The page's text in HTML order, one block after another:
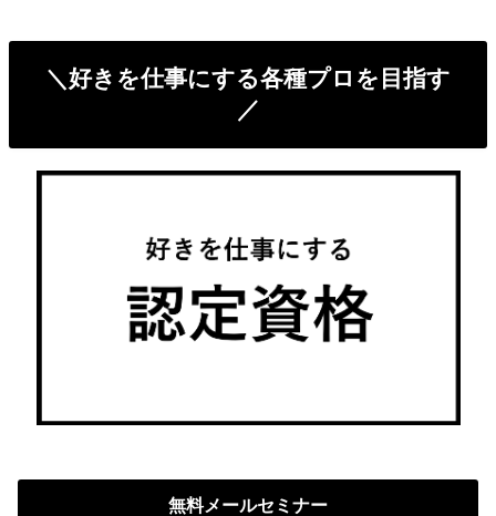
＼好きを仕事にする各種プロを目指す
／
無料メールセミナー